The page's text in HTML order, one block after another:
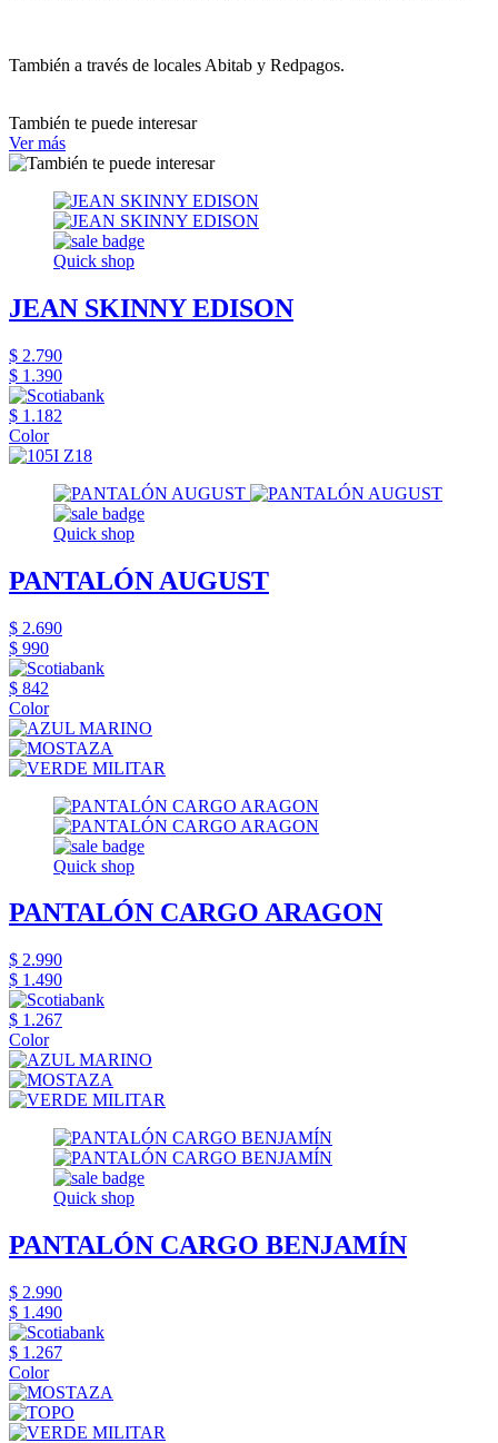
También a través de locales Abitab y Redpagos.
También te puede interesar
Ver más
Quick shop
JEAN SKINNY EDISON
$ 2.790
$ 1.390
$ 1.182
Color
Quick shop
PANTALÓN AUGUST
$ 2.690
$ 990
$ 842
Color
Quick shop
PANTALÓN CARGO ARAGON
$ 2.990
$ 1.490
$ 1.267
Color
Quick shop
PANTALÓN CARGO BENJAMÍN
$ 2.990
$ 1.490
$ 1.267
Color